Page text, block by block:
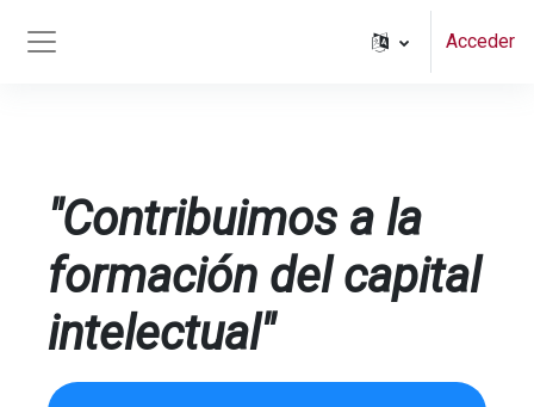
Acceder
"Contribuimos a la
formación del capital
intelectual"